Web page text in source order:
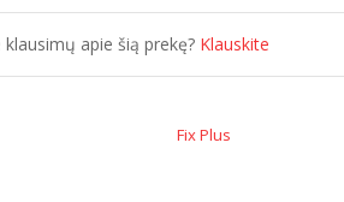
klausimų apie šią prekę? Klauskite
Fix Plus